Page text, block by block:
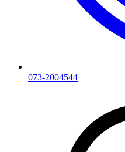
073-2004544